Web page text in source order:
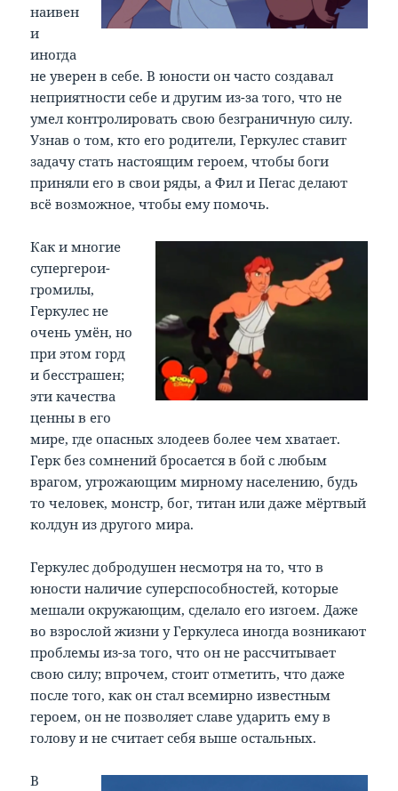
наивен
и
иногда
не уверен в себе. В юности он часто создавал
неприятности себе и другим из-за того, что не
умел контролировать свою безграничную силу.
Узнав о том, кто его родители, Геркулес ставит
задачу стать настоящим героем, чтобы боги
приняли его в свои ряды, а Фил и Пегас делают
всё возможное, чтобы ему помочь.
Как и многие
супергерои-
громилы,
Геркулес не
очень умён, но
при этом горд
и бесстрашен;
эти качества
ценны в его
мире, где опасных злодеев более чем хватает.
Герк без сомнений бросается в бой с любым
врагом, угрожающим мирному населению, будь
то человек, монстр, бог, титан или даже мёртвый
колдун из другого мира.
Геркулес добродушен несмотря на то, что в
юности наличие суперспособностей, которые
мешали окружающим, сделало его изгоем. Даже
во взрослой жизни у Геркулеса иногда возникают
проблемы из-за того, что он не рассчитывает
свою силу; впрочем, стоит отметить, что даже
после того, как он стал всемирно известным
героем, он не позволяет славе ударить ему в
голову и не считает себя выше остальных.
В